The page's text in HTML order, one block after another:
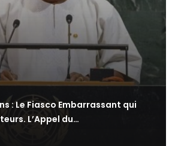
: Le Fiasco Embarrassant qui
L’Appel du…